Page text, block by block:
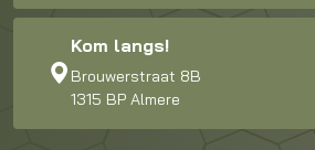
Kom langs!
Brouwerstraat 8B
1315 BP Almere